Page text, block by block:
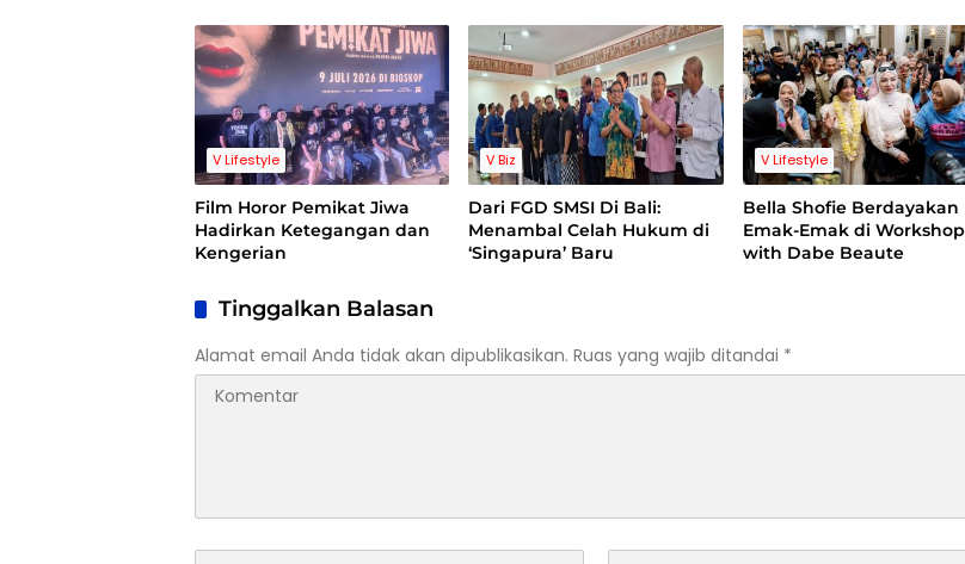
V Lifestyle
Film Horor Pemikat Jiwa
Hadirkan Ketegangan dan
Kengerian
V Biz
Dari FGD SMSI Di Bali:
Menambal Celah Hukum di
‘Singapura’ Baru
V Lifestyle
Bella Shofie Berdayakan
Emak-Emak di Workshop
with Dabe Beaute
Tinggalkan Balasan
Alamat email Anda tidak akan dipublikasikan. Ruas yang wajib ditandai *